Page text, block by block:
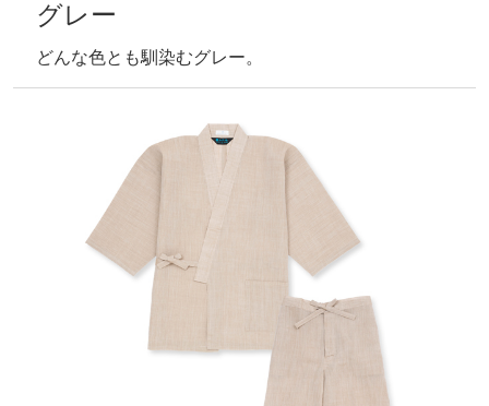
グレー
どんな色とも馴染むグレー。